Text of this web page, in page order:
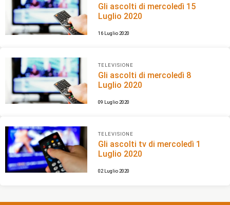
Gli ascolti di mercoledì 15
Luglio 2020
16 Luglio 2020
TELEVISIONE
Gli ascolti di mercoledì 8
Luglio 2020
09 Luglio 2020
TELEVISIONE
Gli ascolti tv di mercoledì 1
Luglio 2020
02 Luglio 2020